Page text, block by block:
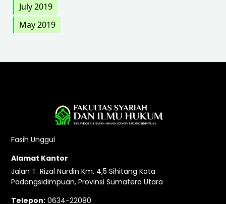
July 2019
May 2019
Fasih Unggul
Alamat Kantor
Jalan T. Rizal Nurdin Km. 4,5 Sihitang Kota
Padangsidimpuan, Provinsi Sumatera Utara
Telepon: 0634-22080